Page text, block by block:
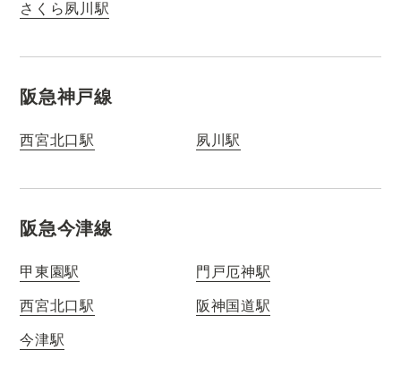
さくら夙川駅
阪急神戸線
西宮北口駅 夙川駅
阪急今津線
甲東園駅
門戸厄神駅
西宮北口駅
阪神国道駅
今津駅